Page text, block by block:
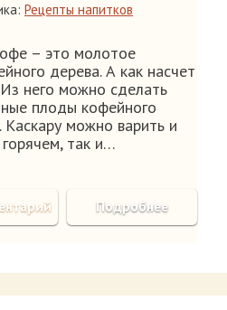
Рецепты напитков
– это молотое
дерева. А как насчет
него можно сделать
плоды кофейного
Каскару можно варить и
так и…
Подробнее